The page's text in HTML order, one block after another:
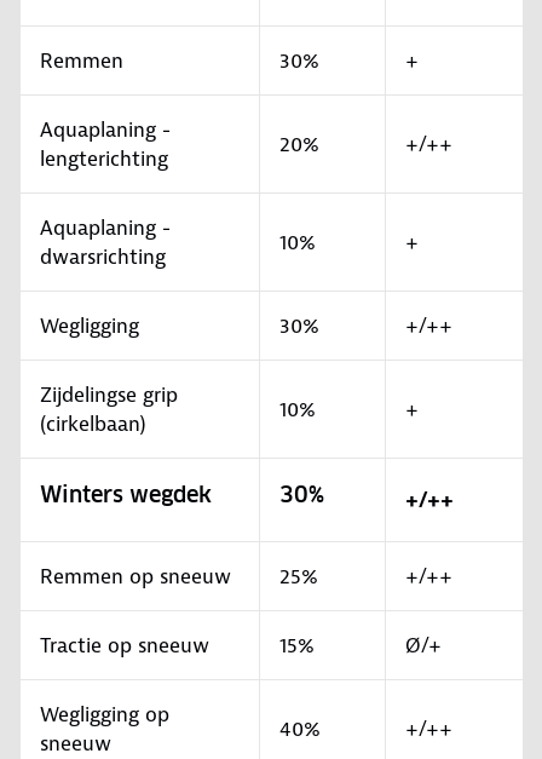
Remmen 30% +
Aquaplaning -
lengterichting
20% +/++
Aquaplaning -
dwarsrichting
10% +
Wegligging 30% +/++
Zijdelingse grip
(cirkelbaan)
10% +
Winters wegdek 30% +/++
Remmen op sneeuw 25% +/++
Tractie op sneeuw 15% Ø/+
Wegligging op
sneeuw
40% +/++